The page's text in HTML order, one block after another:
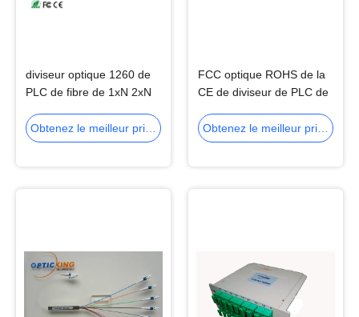
diviseur optique 1260 de
PLC de fibre de 1xN 2xN
boîte de l'ABS 1650nm
Obtenez le meilleur prix
FCC optique ROHS de la
CE de diviseur de PLC de
fibre de 1xN 2xN mini
Obtenez le meilleur prix